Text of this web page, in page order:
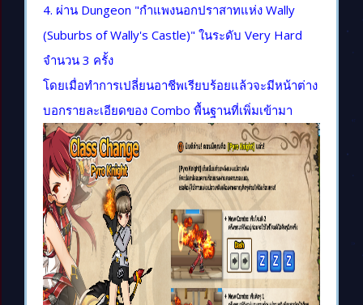
4. ผ่าน Dungeon "กำแพงนอกปราสาทแห่ง Wally
(Suburbs of Wally's Castle)" ในระดับ Very Hard
จำนวน 3 ครั้ง
โดยเมื่อทำการเปลี่ยนอาชีพเรียบร้อยแล้วจะมีหน้าต่าง
บอกรายละเอียดของ Combo พื้นฐานที่เพิ่มเข้ามา